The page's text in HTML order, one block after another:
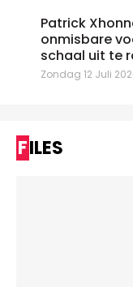
Patrick
onmisbare
schaal uit te
Zondag 12 Juli
FILES